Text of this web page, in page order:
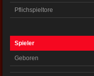
Pflichspieltore
Spieler
Geboren